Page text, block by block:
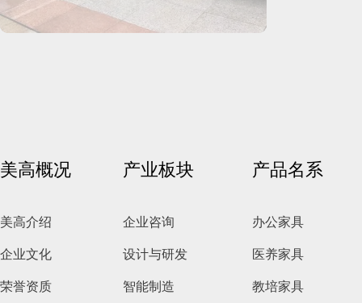
美高概况
美高介绍
企业文化
荣誉资质
产业板块
企业咨询
设计与研发
智能制造
产品名系
办公家具
医养家具
教培家具